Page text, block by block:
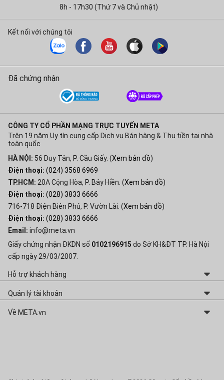
8h - 17h30 (Thứ 7 và Chủ nhật)
Kết nối với chúng tôi
Đã chứng nhận
CÔNG TY CỔ PHẦN MẠNG TRỰC TUYẾN META
Trên 19 năm Uy tín cung cấp Dịch vụ Bán hàng & Thu tiền tại nhà
toàn quốc
HÀ NỘI: 56 Duy Tân, P. Cầu Giấy. (Xem bản đồ)
Điện thoại: (024) 3568 6969
TP.HCM: 20A Cộng Hòa, P. Bảy Hiền. (Xem bản đồ)
Điện thoại: (028) 3833 6666
716-718 Điện Biên Phủ, P. Vườn Lài. (Xem bản đồ)
Điện thoại: (028) 3833 6666
Email: info@meta.vn
Giấy chứng nhận ĐKDN số 0102196915 do Sở KH&ĐT TP. Hà Nội
cấp ngày 29/03/2007.
Hỗ trợ khách hàng
Chính sách và Quy định chung
Quản lý tài khoản
Thay đổi thông tin
Về META.vn